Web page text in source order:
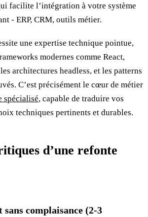
facilite l’intégration à votre système
- ERP, CRM, outils métier.
une expertise technique pointue,
modernes comme React,
architectures headless, et les patterns
C’est précisément le cœur de métier
spécialisé, capable de traduire vos
techniques pertinents et durables.
d’une refonte
sans complaisance (2-3